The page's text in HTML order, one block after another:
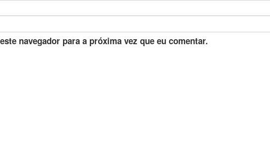
navegador para a próxima vez que eu comentar.